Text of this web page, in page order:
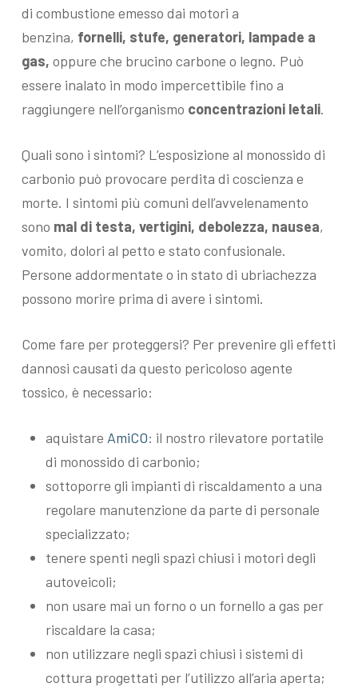
di combustione emesso dai motori a
benzina, fornelli, stufe, generatori, lampade a
gas, oppure che brucino carbone o legno. Può
essere inalato in modo impercettibile fino a
raggiungere nell’organismo concentrazioni letali.
Quali sono i sintomi? L’esposizione al monossido di
carbonio può provocare perdita di coscienza e
morte. I sintomi più comuni dell’avvelenamento
sono mal di testa, vertigini, debolezza, nausea,
vomito, dolori al petto e stato confusionale.
Persone addormentate o in stato di ubriachezza
possono morire prima di avere i sintomi.
Come fare per proteggersi? Per prevenire gli effetti
dannosi causati da questo pericoloso agente
tossico, è necessario:
aquistare AmiCO: il nostro rilevatore portatile
di monossido di carbonio;
sottoporre gli impianti di riscaldamento a una
regolare manutenzione da parte di personale
specializzato;
tenere spenti negli spazi chiusi i motori degli
autoveicoli;
non usare mai un forno o un fornello a gas per
riscaldare la casa;
non utilizzare negli spazi chiusi i sistemi di
cottura progettati per l’utilizzo all’aria aperta;